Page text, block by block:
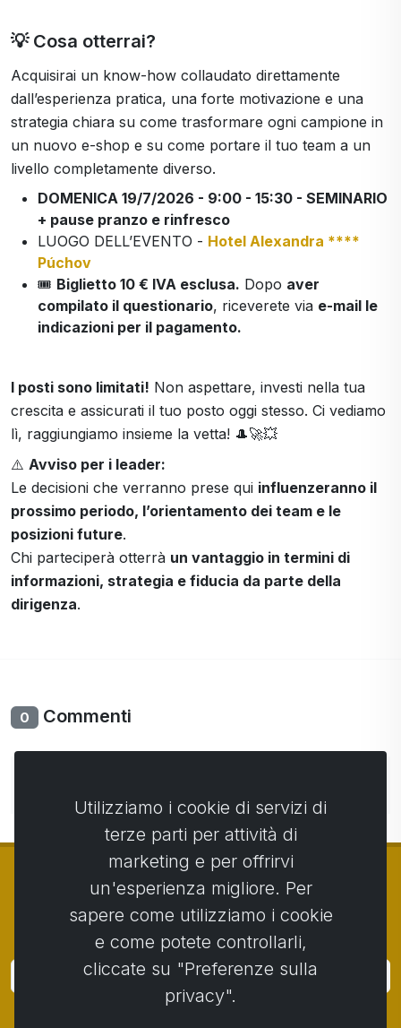
💡 Cosa otterrai?
Acquisirai un know-how collaudato direttamente
dall’esperienza pratica, una forte motivazione e una
strategia chiara su come trasformare ogni campione in
un nuovo e-shop e su come portare il tuo team a un
livello completamente diverso.
DOMENICA 19/7/2026 - 9:00 - 15:30 - SEMINARIO
+ pause pranzo e rinfresco
LUOGO DELL’EVENTO - Hotel Alexandra ****
Púchov
🎟️ Biglietto 10 € IVA esclusa. Dopo aver
compilato il questionario, riceverete via e-mail le
indicazioni per il pagamento.
I posti sono limitati! Non aspettare, investi nella tua
crescita e assicurati il tuo posto oggi stesso. Ci vediamo
lì, raggiungiamo insieme la vetta! 🎩🚀💥
⚠️ Avviso per i leader:
Le decisioni che verranno prese qui influenzeranno il
prossimo periodo, l’orientamento dei team e le
posizioni future.
Chi parteciperà otterrà un vantaggio in termini di
informazioni, strategia e fiducia da parte della
dirigenza.
0 Commenti
© Copyright 2014 - 2026 Activstar
Utilizziamo i cookie di servizi di
terze parti per attività di
marketing e per offrirvi
un'esperienza migliore. Per
sapere come utilizziamo i cookie
e come potete controllarli,
cliccate su "Preferenze sulla
privacy".